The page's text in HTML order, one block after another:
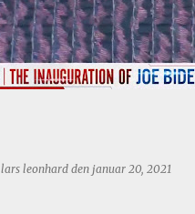
lars leonhard den januar 20, 2021